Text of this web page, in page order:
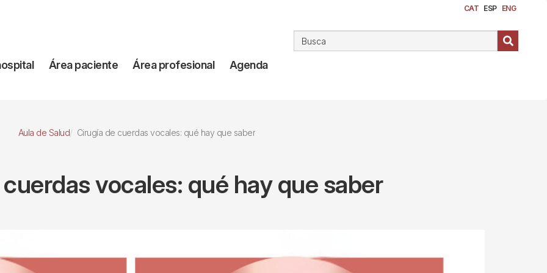
CAT ESP ENG
Área paciente Área profesional Agenda
Aula de Salud Cirugía de cuerdas vocales: qué hay que saber
vocales: qué hay que saber